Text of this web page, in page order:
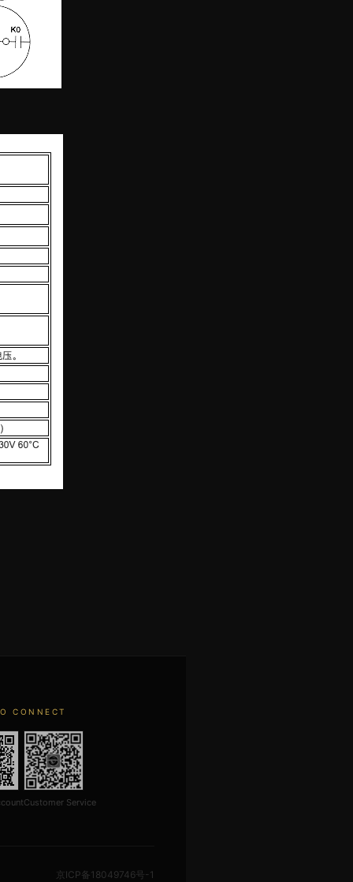
CONNECT
Customer Service
京ICP备18049746号-1